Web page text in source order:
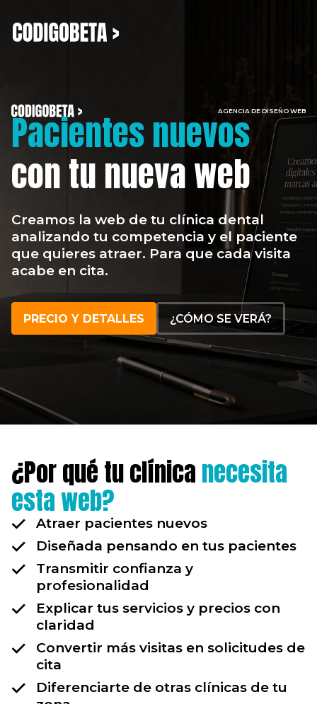
AGENCIA DE DISEÑO WEB
Pacientes nuevos
con tu nueva web
Creamos la web de tu clínica dental
analizando tu competencia y el paciente
que quieres atraer. Para que cada visita
acabe en cita.
PRECIO Y DETALLES ¿CÓMO SE VERÁ?
¿Por qué tu clínicanecesita
esta web?
Atraer pacientes nuevos
Diseñada pensando en tus pacientes
Transmitir confianza y
profesionalidad
Explicar tus servicios y precios con
claridad
Convertir más visitas en solicitudes de
cita
Diferenciarte de otras clínicas de tu